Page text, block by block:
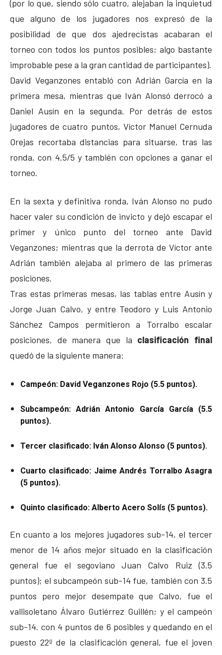
(por lo que, siendo sólo cuatro, alejaban la inquietud
que alguno de los jugadores nos expresó de la
posibilidad de que dos ajedrecistas acabaran el
torneo con todos los puntos posibles; algo bastante
improbable pese a la gran cantidad de participantes).
David Veganzones entabló con Adrián García en la
primera mesa, mientras que Iván Alonsó derrocó a
Daniel Ausín en la segunda. Por detrás de estos
jugadores de cuatro puntos, Víctor Manuel Cernuda
Orejas recortaba distancias para situarse, tras las
ronda, con 4.5/5 y también con opciones a ganar el
torneo.
En la sexta y definitiva ronda, Iván Alonso no pudo
hacer valer su condición de invicto y dejó escapar el
primer y único punto del torneo ante David
Veganzones; mientras que la derrota de Víctor ante
Adrián también alejaba al primero de las primeras
posiciones.
Tras estas primeras mesas, las tablas entre Ausín y
Jorge Juan Calvo, y entre Teodoro y Luis Antonio
Sánchez Campos permitieron a Torralbo escalar
posiciones, de manera que la clasificación final
quedó de la siguiente manera:
Campeón: David Veganzones Rojo (5.5 puntos).
Subcampeón: Adrián Antonio García García (5.5
puntos).
Tercer clasificado: Iván Alonso Alonso (5 puntos).
Cuarto clasificado: Jaime Andrés Torralbo Asagra
(5 puntos).
Quinto clasificado: Alberto Acero Solís (5 puntos).
En cuanto a los mejores jugadores sub-14, el tercer
menor de 14 años mejor situado en la clasificación
general fue el segoviano Juan Calvo Ruiz (3.5
puntos); el subcampeón sub-14 fue, también con 3.5
puntos pero mejor desempate que Calvo, fue el
vallisoletano Álvaro Gutiérrez Guillén; y el campeón
sub-14. con 4 puntos de 6 posibles y quedando en el
puesto 22º de la clasificación general, fue el joven